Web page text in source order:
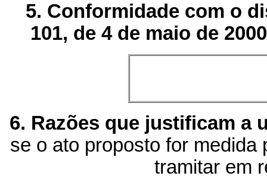
5. Conformidade com o
101, de 4 de maio de
6. Razões que justificam a
se o ato proposto for medida
tramitar em